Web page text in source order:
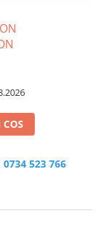
0734 523 766